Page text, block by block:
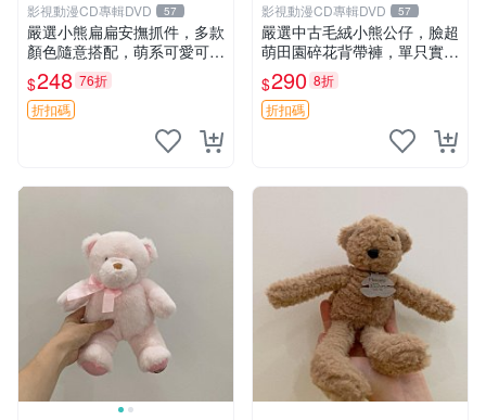
影視動漫CD專輯DVD 57
嚴選小熊扁扁安撫抓件，多款
顏色隨意搭配，萌系可愛可改
掛件 小熊安撫抓件 憶記 抓繩
孩童掛件
$248 76折
折扣碼
影視動漫CD專輯DVD 57
嚴選中古毛絨小熊公仔，臉超
萌田園碎花背帶褲，單只實拍
展示 中古、毛絨玩具、玩偶
$290 8折
折扣碼